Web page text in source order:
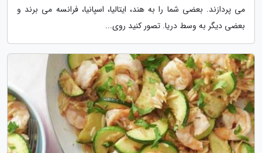
می پردازند. بعضی شما را به هند، ایتالیا، اسپانیا، فرانسه می برند و
بعضی دیگر به وسط دریا. تصور کنید روی...